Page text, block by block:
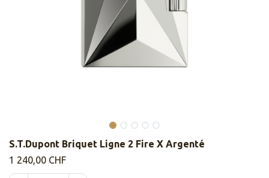
S.T.Dupont Briquet Ligne 2 Fire X Argenté
1 240,00 CHF